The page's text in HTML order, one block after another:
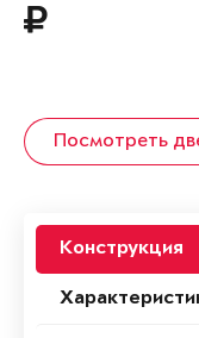
Посмотреть
Конструкция